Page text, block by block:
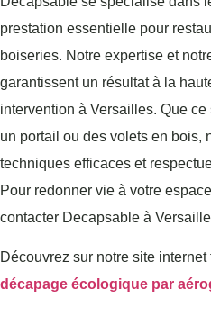
prestation essentielle pour
boiseries. Notre expertise et
garantissent un résultat à la
intervention à Versailles. Que
un portail ou des volets en bois,
techniques efficaces et
Pour redonner vie à votre
contacter Decapsable à
Découvrez sur notre site internet
décapage écologique par